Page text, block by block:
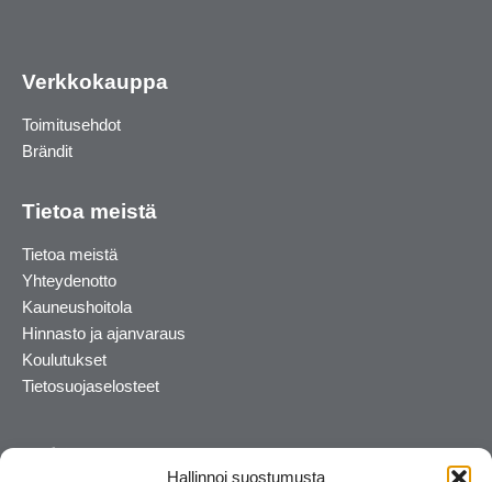
Hallinnoi suostumusta
Verkkokauppa
Toimitusehdot
Brändit
Tietoa meistä
Tietoa meistä
Yhteydenotto
Kauneushoitola
Hinnasto ja ajanvaraus
Koulutukset
Tietosuojaselosteet